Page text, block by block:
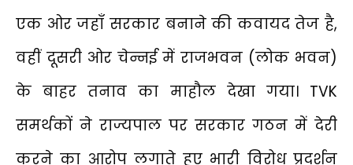
एक ओर जहाँ सरकार बनाने की कवायद तेज है,
वहीं दूसरी ओर चेन्नई में राजभवन (लोक भवन)
के बाहर तनाव का माहौल देखा गया। TVK
समर्थकों ने राज्यपाल पर सरकार गठन में देरी
करने का आरोप लगाते हुए भारी विरोध प्रदर्शन